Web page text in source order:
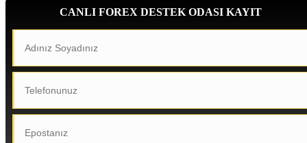
CANLI FOREX DESTEK ODASI KAYIT